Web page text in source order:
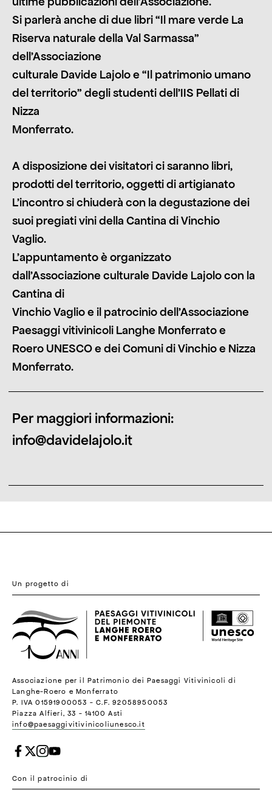
Si parlerà anche di due libri “Il mare verde La
Riserva naturale della Val Sarmassa”
dell’Associazione
culturale Davide Lajolo e “Il patrimonio umano
del territorio” degli studenti dell’IIS Pellati di
Nizza
Monferrato.
A disposizione dei visitatori ci saranno libri,
prodotti del territorio, oggetti di artigianato
L’incontro si chiuderà con la degustazione dei
suoi pregiati vini della Cantina di Vinchio
Vaglio.
L’appuntamento è organizzato
dall’Associazione culturale Davide Lajolo con la
Cantina di
Vinchio Vaglio e il patrocinio dell’Associazione
Paesaggi vitivinicoli Langhe Monferrato e
Roero UNESCO e dei Comuni di Vinchio e Nizza
Monferrato.
Per maggiori informazioni:
info@davidelajolo.it
Un progetto di
Associazione per il Patrimonio dei Paesaggi Vitivinicoli di
Langhe-Roero e Monferrato
P. IVA 01591900053 - C.F. 92058950053
Piazza Alfieri, 33 - 14100 Asti
info@paesaggivitivinicoliunesco.it
Con il patrocinio di